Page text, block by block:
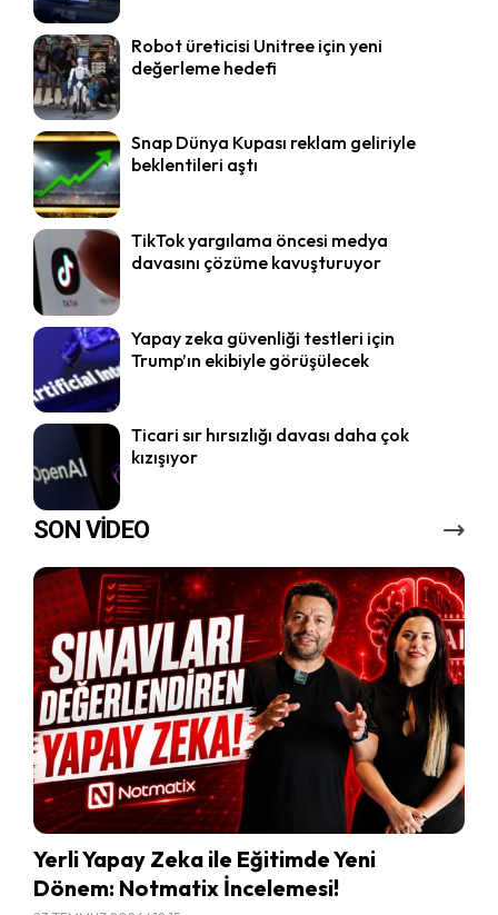
Robot üreticisi Unitree için yeni
değerleme hedefi
Snap Dünya Kupası reklam geliriyle
beklentileri aştı
TikTok yargılama öncesi medya
davasını çözüme kavuşturuyor
Yapay zeka güvenliği testleri için
Trump’ın ekibiyle görüşülecek
Ticari sır hırsızlığı davası daha çok
kızışıyor
SON VİDEO
Yerli Yapay Zeka ile Eğitimde Yeni
Dönem: Notmatix İncelemesi!